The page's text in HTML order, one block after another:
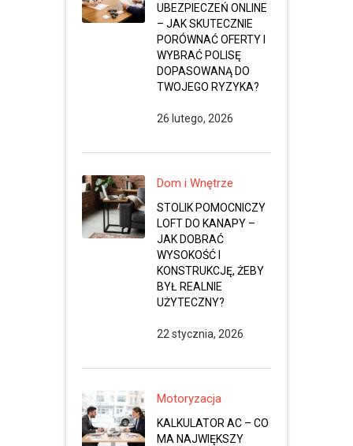
UBEZPIECZEŃ ONLINE
– JAK SKUTECZNIE
PORÓWNAĆ OFERTY I
WYBRAĆ POLISĘ
DOPASOWANĄ DO
TWOJEGO RYZYKA?
26 lutego, 2026
Dom i Wnętrze
STOLIK POMOCNICZY
LOFT DO KANAPY –
JAK DOBRAĆ
WYSOKOŚĆ I
KONSTRUKCJĘ, ŻEBY
BYŁ REALNIE
UŻYTECZNY?
22 stycznia, 2026
Motoryzacja
KALKULATOR AC – CO
MA NAJWIĘKSZY